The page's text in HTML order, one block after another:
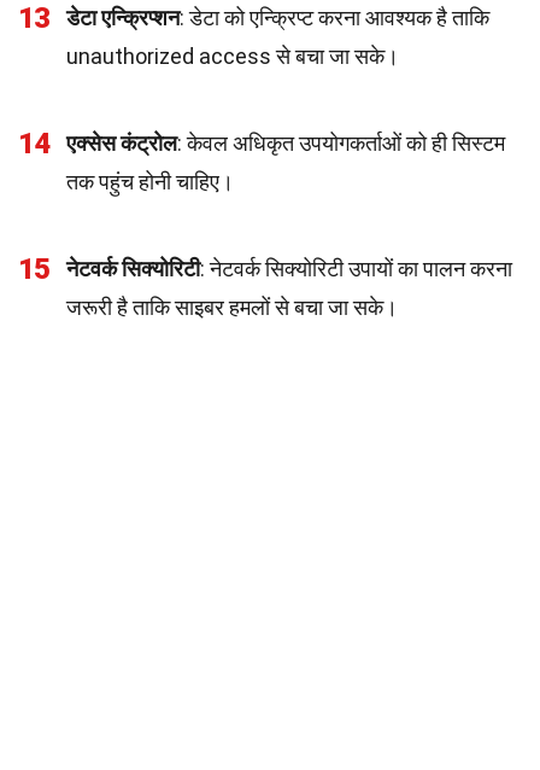
13 डेटा एन्क्रिप्शन: डेटा को एन्क्रिप्ट करना आवश्यक है ताकि
unauthorized access से बचा जा सके।
14 एक्सेस कंट्रोल: केवल अधिकृत उपयोगकर्ताओं को ही सिस्टम
तक पहुंच होनी चाहिए।
15 नेटवर्क सिक्योरिटी: नेटवर्क सिक्योरिटी उपायों का पालन करना
जरूरी है ताकि साइबर हमलों से बचा जा सके।